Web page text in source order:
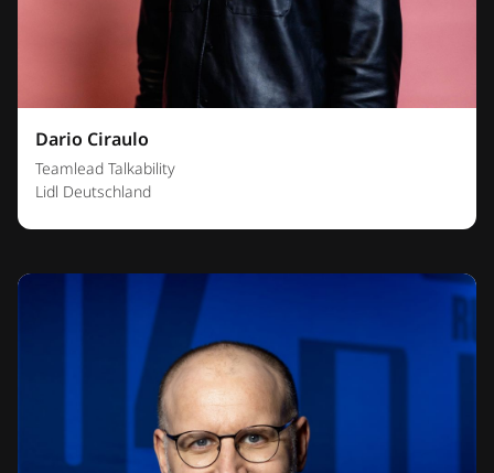
Dario Ciraulo
Teamlead Talkability
Lidl Deutschland